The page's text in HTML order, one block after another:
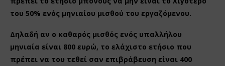
του 50% ενός μηνιαίου μισθού του εργαζόμενου.
Δηλαδή αν ο καθαρός μισθός ενός υπαλλήλου
μηνιαία είναι 800 ευρώ, το ελάχιστο ετήσιο που
πρέπει να του τεθεί σαν επιβράβευση είναι 400